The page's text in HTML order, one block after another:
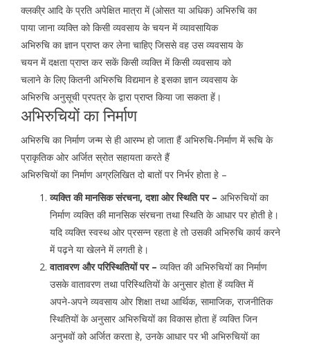
क्लकी्र आदि के प्रति अपेक्षित मात्रा में (ओसत या अधिक) अभिरुचि का
पाया जाना व्यक्ति को किसी व्यवसाय के चयन में व्यावसायिक
अभिरुचि का ज्ञान प्राप्त कर लेना चाहिए जिससे वह उस व्यवसाय के
चयन में दक्षता प्राप्त कर सकें किसी व्यक्ति में किसी व्यवसाय को
चलाने के लिए कितनी अभिरुचि विद्यमान हे इसका ज्ञान व्यवसाय के
अभिरुचि अनुसूची प्रपत्र के द्वारा प्राप्त किया जा सकता हें।
अभिरुचियों का निर्माण
अभिरुचि का निर्माण जन्म से ही आरम्भ हो जाता हैं अभिरुचि-निर्माण में रूचि के
प्राकृतिक ओर अर्जित स्रोत सहायता करते हैं
अभिरुचियों का निर्माण अग्रलिखित दो बातों पर निर्भर होता हे –
व्यक्ति की मानसिक संरचना, दशा ओर स्थिति पर – अभिरुचियों का
निर्माण व्यक्ति की मानसिक संरचना तथा स्थिति के आधार पर होती हे।
यदि व्यक्ति स्वस्थ ओर प्रसन्न रहता हे तो उसकी अभिरुचि कार्य करने
में पढ़ने या खेलने में लगती हे।
वातावरण और परिस्थितियों पर – व्यक्ति की अभिरुचियों का निर्माण
उसके वातावरण तथा परिस्थितियों के अनुसार होता हें व्यक्ति में
अपने-अपने व्यवसाय ओर शिक्षा तथा आर्थिक, सामाजिक, राजनीतिक
स्थितियों के अनुसार अभिरुचियों का विकास होता हें व्यक्ति जिन
अनुभवों को अर्जित करता हे, उनके आधार पर भी अभिरुचियों का